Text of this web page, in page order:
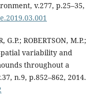
v.277, p.25–35,
G.P.; ROBERTSON, M.P.;
Spatial variability and
throughout a
n.9, p.852–862, 2014.